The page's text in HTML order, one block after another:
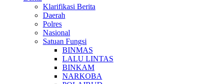
Klarifikasi Berita
Daerah
Polres
Nasional
Satuan Fungsi
BINMAS
LALU LINTAS
BINKAM
NARKOBA